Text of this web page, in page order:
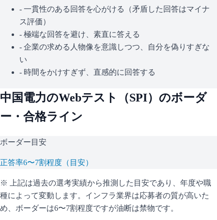
- 一貫性のある回答を心がける（矛盾した回答はマイナ
ス評価）
- 極端な回答を避け、素直に答える
- 企業の求める人物像を意識しつつ、自分を偽りすぎな
い
- 時間をかけすぎず、直感的に回答する
中国電力のWebテスト（SPI）のボーダ
ー・合格ライン
ボーダー目安
正答率6〜7割程度（目安）
※ 上記は過去の選考実績から推測した目安であり、年度や職
種によって変動します。 インフラ業界は応募者の質が高いた
め、ボーダーは6〜7割程度ですが油断は禁物です。